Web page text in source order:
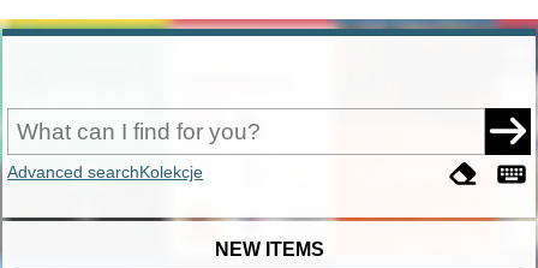
Advanced searchKolekcje
NEW ITEMS